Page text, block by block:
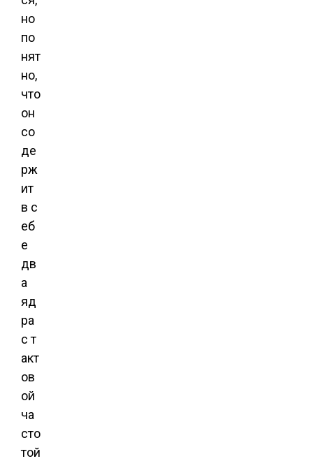
но
по
нят
но,
что
он
со
де
рж
ит
в с
еб
е
дв
а
яд
ра
с т
акт
ов
ой
ча
сто
той